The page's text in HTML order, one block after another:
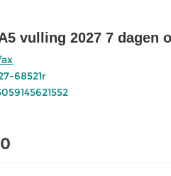
vulling 2027 7 dagen
68521r